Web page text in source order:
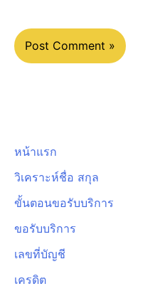
หน้าแรก
วิเคราะห์ชื่อ สกุล
ขั้นตอนขอรับบริการ
ขอรับบริการ
เลขที่บัญชี
เครดิต